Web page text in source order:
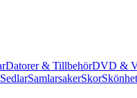
Datorer & TillbehörDVD &
SamlarsakerSkorSkönhet